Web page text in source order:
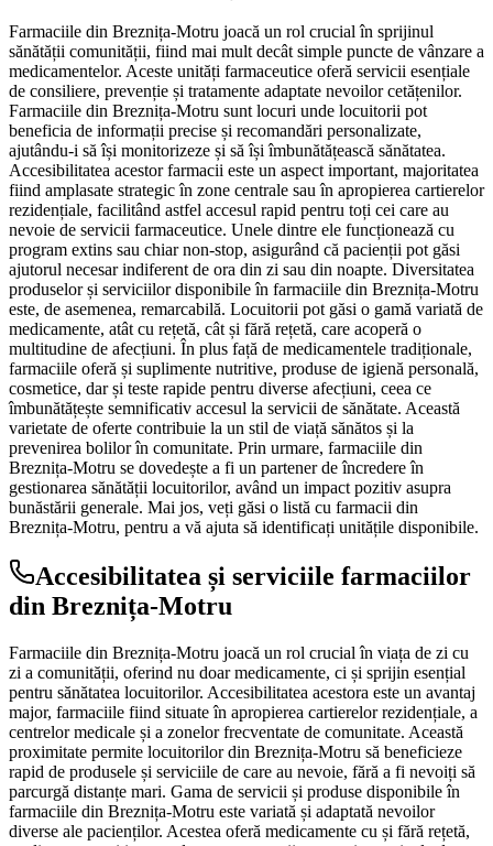
Farmaciile din Breznița-Motru joacă un rol crucial în sprijinul
sănătății comunității, fiind mai mult decât simple puncte de vânzare a
medicamentelor. Aceste unități farmaceutice oferă servicii esențiale
de consiliere, prevenție și tratamente adaptate nevoilor cetățenilor.
Farmaciile din Breznița-Motru sunt locuri unde locuitorii pot
beneficia de informații precise și recomandări personalizate,
ajutându-i să își monitorizeze și să își îmbunătățească sănătatea.
Accesibilitatea acestor farmacii este un aspect important, majoritatea
fiind amplasate strategic în zone centrale sau în apropierea cartierelor
rezidențiale, facilitând astfel accesul rapid pentru toți cei care au
nevoie de servicii farmaceutice. Unele dintre ele funcționează cu
program extins sau chiar non-stop, asigurând că pacienții pot găsi
ajutorul necesar indiferent de ora din zi sau din noapte. Diversitatea
produselor și serviciilor disponibile în farmaciile din Breznița-Motru
este, de asemenea, remarcabilă. Locuitorii pot găsi o gamă variată de
medicamente, atât cu rețetă, cât și fără rețetă, care acoperă o
multitudine de afecțiuni. În plus față de medicamentele tradiționale,
farmaciile oferă și suplimente nutritive, produse de igienă personală,
cosmetice, dar și teste rapide pentru diverse afecțiuni, ceea ce
îmbunătățește semnificativ accesul la servicii de sănătate. Această
varietate de oferte contribuie la un stil de viață sănătos și la
prevenirea bolilor în comunitate. Prin urmare, farmaciile din
Breznița-Motru se dovedește a fi un partener de încredere în
gestionarea sănătății locuitorilor, având un impact pozitiv asupra
bunăstării generale. Mai jos, veți găsi o listă cu farmacii din
Breznița-Motru, pentru a vă ajuta să identificați unitățile disponibile.
Accesibilitatea și serviciile farmaciilor
din Breznița-Motru
Farmaciile din Breznița-Motru joacă un rol crucial în viața de zi cu
zi a comunității, oferind nu doar medicamente, ci și sprijin esențial
pentru sănătatea locuitorilor. Accesibilitatea acestora este un avantaj
major, farmaciile fiind situate în apropierea cartierelor rezidențiale, a
centrelor medicale și a zonelor frecventate de comunitate. Această
proximitate permite locuitorilor din Breznița-Motru să beneficieze
rapid de produsele și serviciile de care au nevoie, fără a fi nevoiți să
parcurgă distanțe mari. Gama de servicii și produse disponibile în
farmaciile din Breznița-Motru este variată și adaptată nevoilor
diverse ale pacienților. Acestea oferă medicamente cu și fără rețetă,